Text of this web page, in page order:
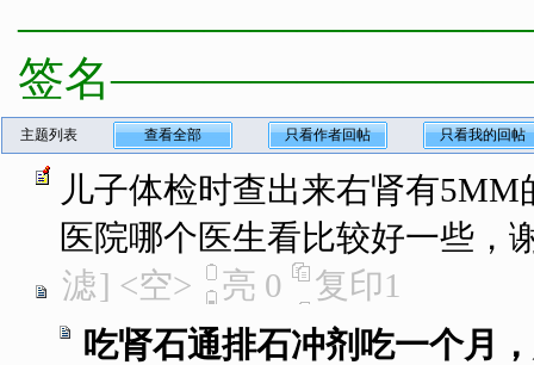
签名
主题列表 查看全部 只看作者回帖 只看我的回帖
儿子体检时查出来右肾有
医院哪个医生看比较好一些，
滤] <空> 亮 0 复印1
吃肾石通排石冲剂吃一个月